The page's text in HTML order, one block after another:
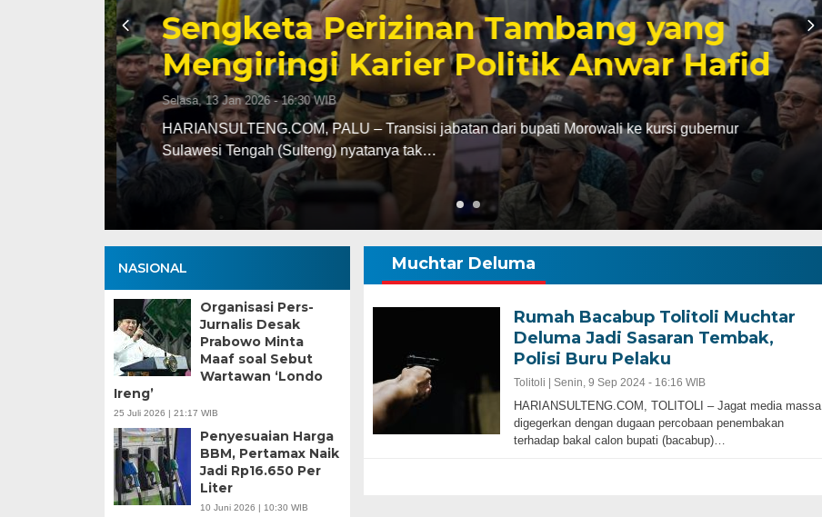
Sengketa Perizinan Tambang yang
Mengiringi Karier Politik Anwar Hafid
Selasa, 13 Jan 2026 - 16:30 WIB
HARIANSULTENG.COM, PALU – Transisi jabatan dari bupati Morowali ke kursi gubernur
Sulawesi Tengah (Sulteng) nyatanya tak…
NASIONAL
Organisasi Pers-
Jurnalis Desak
Prabowo Minta
Maaf soal Sebut
Wartawan ‘Londo
Ireng’
25 Juli 2026 | 21:17 WIB
Penyesuaian Harga
BBM, Pertamax Naik
Jadi Rp16.650 Per
Liter
10 Juni 2026 | 10:30 WIB
Muchtar Deluma
Rumah Bacabup Tolitoli Muchtar
Deluma Jadi Sasaran Tembak,
Polisi Buru Pelaku
Tolitoli | Senin, 9 Sep 2024 - 16:16 WIB
HARIANSULTENG.COM, TOLITOLI – Jagat media massa
digegerkan dengan dugaan percobaan penembakan
terhadap bakal calon bupati (bacabup)…